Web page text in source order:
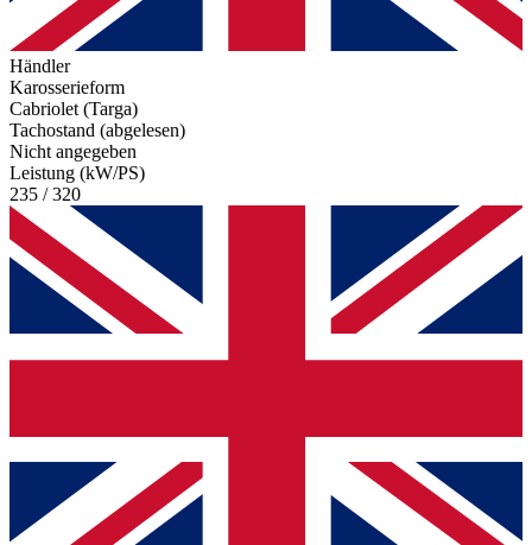
Händler
Karosserieform
Cabriolet (Targa)
Tachostand (abgelesen)
Nicht angegeben
Leistung (kW/PS)
235 / 320